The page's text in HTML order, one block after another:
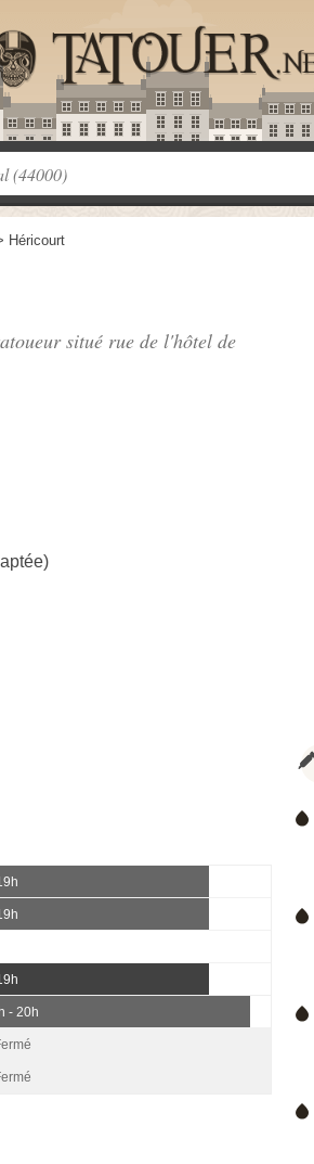
Héricourt
situé rue de l'hôtel de
- 20h